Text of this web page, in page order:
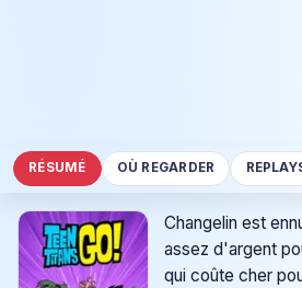
RÉSUMÉ OÙ REGARDER
Changelin est
assez d'argent
qui coûte cher